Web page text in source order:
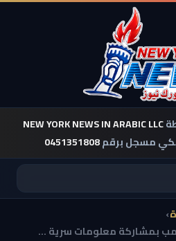
NEW YORK NEWS IN ARABIC LLC
مسجل برقم0451351808
›
بمشاركة معلومات سرية ...